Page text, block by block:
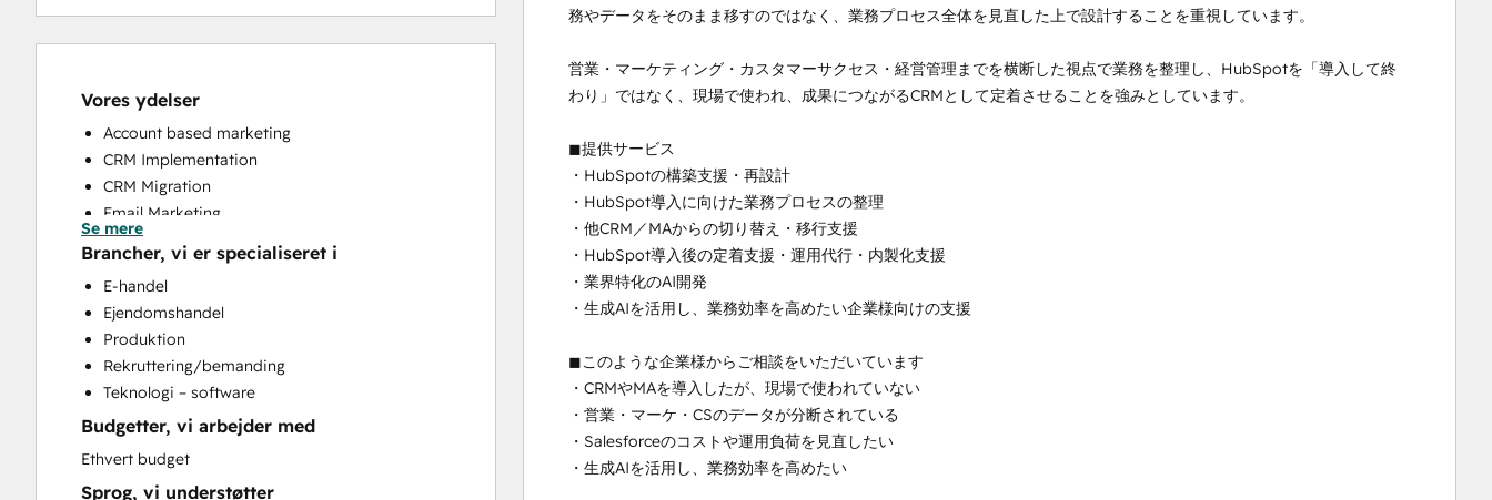
Vores ydelser
Account based marketing
CRM Implementation
CRM Migration
Email Marketing
Full Inbound Marketing Services
HubSpot Onboarding
Sales and Marketing Alignment
Sales Coaching and Training
Se mere
Brancher, vi er specialiseret i
E-handel
Ejendomshandel
Produktion
Rekruttering/bemanding
Teknologi – software
Budgetter, vi arbejder med
Ethvert budget
Sprog, vi understøtter
務やデータをそのまま移すのではなく、業務プロセス全体を見直した上で設計することを重視しています。
営業・マーケティング・カスタマーサクセス・経営管理までを横断した視点で業務を整理し、HubSpotを「導入して終
わり」ではなく、現場で使われ、成果につながるCRMとして定着させることを強みとしています。
◼︎提供サービス
・HubSpotの構築支援・再設計
・HubSpot導入に向けた業務プロセスの整理
・他CRM／MAからの切り替え・移行支援
・HubSpot導入後の定着支援・運用代行・内製化支援
・業界特化のAI開発
・生成AIを活用し、業務効率を高めたい企業様向けの支援
◼︎このような企業様からご相談をいただいています
・CRMやMAを導入したが、現場で使われていない
・営業・マーケ・CSのデータが分断されている
・Salesforceのコストや運用負荷を見直したい
・生成AIを活用し、業務効率を高めたい